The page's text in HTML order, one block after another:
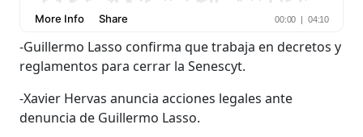
-Guillermo Lasso confirma que trabaja en decretos y
reglamentos para cerrar la Senescyt.
-Xavier Hervas anuncia acciones legales ante
denuncia de Guillermo Lasso.